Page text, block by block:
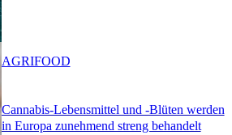
Cannabis-Lebensmittel und -Blüten werden
in Europa zunehmend streng behandelt
AGRIFOOD